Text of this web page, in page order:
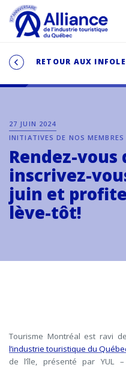
RETOUR AUX
27 JUIN 2024
INITIATIVES DE NOS MEMBRES
Rendez-vous
inscrivez-
juin et
lève-tôt!
Tourisme Montréal est ravi
l’industrie touristique du
de l’île, présenté par YUL